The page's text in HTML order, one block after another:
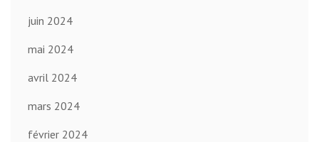
juin 2024
mai 2024
avril 2024
mars 2024
février 2024